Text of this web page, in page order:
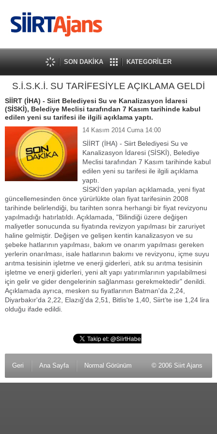
SON DAKİKA KATEGORİLER
S.İ.S.K.İ. SU TARİFESİYLE AÇIKLAMA GELDİ
SİİRT (İHA) - Siirt Belediyesi Su ve Kanalizasyon İdaresi
(SİSKİ), Belediye Meclisi tarafından 7 Kasım tarihinde kabul
edilen yeni su tarifesi ile ilgili açıklama yaptı.
14 Kasım 2014 Cuma 14:00
SİİRT (İHA) - Siirt Belediyesi Su ve
Kanalizasyon İdaresi (SİSKİ), Belediye
Meclisi tarafından 7 Kasım tarihinde kabul
edilen yeni su tarifesi ile ilgili açıklama
yaptı.
SİSKİ’den yapılan açıklamada, yeni fiyat
güncellemesinden önce yürürlükte olan fiyat tarifesinin 2008
tarihinde belirlendiği, bu tarihten sonra herhangi bir fiyat revizyonu
yapılmadığı hatırlatıldı. Açıklamada, "Bilindiği üzere değişen
maliyetler sonucunda su fiyatında revizyon yapılması bir zaruriyet
haline gelmiştir. Değişen ve gelişen kentin kanalizasyon ve su
şebeke hatlarının yapılması, bakım ve onarım yapılması gereken
yerlerin onarılması, isale hatlarının bakımı ve revizyonu, içme suyu
arıtma tesisinin işletme ve enerji giderleri, atık su arıtma tesisinin
işletme ve enerji giderleri, yeni alt yapı yatırımlarının yapılabilmesi
için gelir ve gider dengelerinin sağlanması gerekmektedir" denildi.
Açıklamada ayrıca, mesken su fiyatlarının Batman'da 2,24,
Diyarbakır'da 2,22, Elazığ'da 2,51, Bitlis'te 1,40, Siirt’te ise 1,24 lira
olduğu ifade edildi.
Geri Ana Sayfa Normal Görünüm © 2006 Siirt Ajans